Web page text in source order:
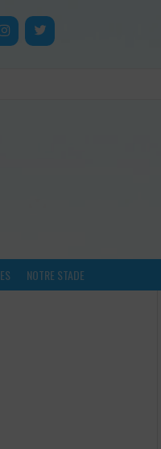
NOTRE STADE